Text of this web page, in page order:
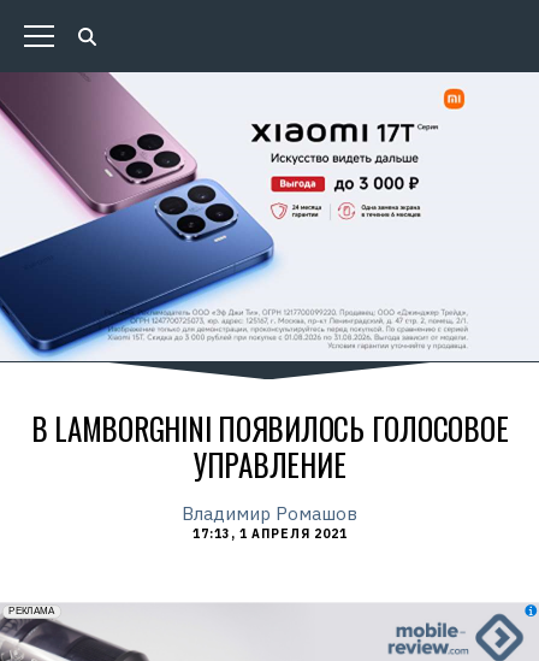
В LAMBORGHINI ПОЯВИЛОСЬ ГОЛОСОВОЕ
УПРАВЛЕНИЕ
Владимир Ромашов
17:13, 1 АПРЕЛЯ 2021
erid: 2VfnxxmNzs5
РЕКЛАМА